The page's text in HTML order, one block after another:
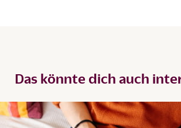
Das könnte dich auch